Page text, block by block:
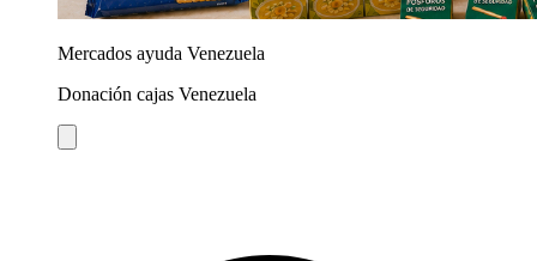
Mercados ayuda Venezuela
Donación cajas Venezuela